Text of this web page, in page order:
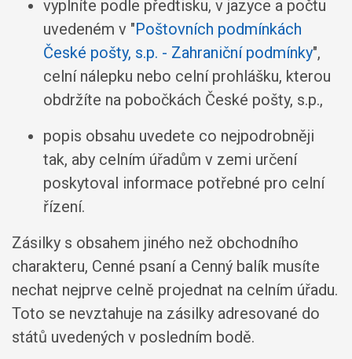
vyplníte podle předtisku, v jazyce a počtu
uvedeném v "Poštovních podmínkách
České pošty, s.p. - Zahraniční podmínky",
celní nálepku nebo celní prohlášku, kterou
obdržíte na pobočkách České pošty, s.p.,
popis obsahu uvedete co nejpodrobněji
tak, aby celním úřadům v zemi určení
poskytoval informace potřebné pro celní
řízení.
Zásilky s obsahem jiného než obchodního
charakteru, Cenné psaní a Cenný balík musíte
nechat nejprve celně projednat na celním úřadu.
Toto se nevztahuje na zásilky adresované do
států uvedených v posledním bodě.